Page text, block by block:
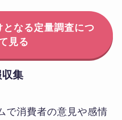
となる定量調査につ
見る
集
で消費者の意見や感情